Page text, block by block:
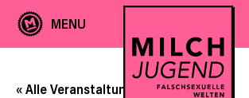
« Alle Veranstaltungen